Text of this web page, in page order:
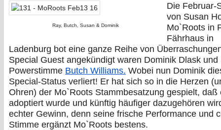
Ray, Butch, Susan & Dominik
Die Februar-
von Susan
Mo`Roots in
Fährhaus in
Ladenburg bot eine ganze Reihe von
Special Guest angekündigt waren Dominik Dlask und
Powerstimme Butch Williams. Wobei nun Dominik
Special-Status verliert! Er hat sich so in die Herzen
Ohren) der Mo`Roots Stammbesatzung gespielt, daß
adoptiert wurde und künftig häufiger dazugehören
echter Gewinn, denn seine frische Performance und
Stimme ergänzt Mo`Roots bestens.